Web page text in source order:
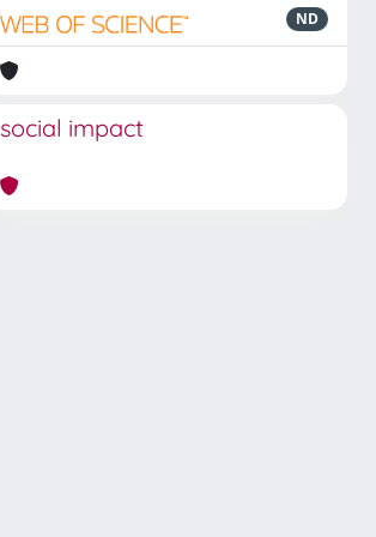
ND
social impact